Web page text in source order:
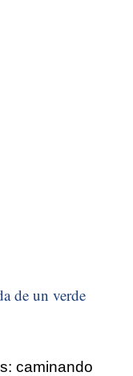
de un verde
caminando